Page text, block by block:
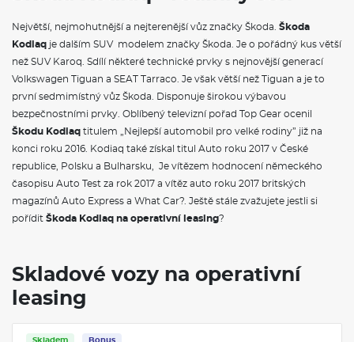
reproduktorů, subwoofer
Výbabový stupeň Selection obsahuje:
Kola z lehké slitiny Paget 17"- disk 7J x 17", pneu 215/65 R17,
Rámeček masky chladiče Dark Chrome, Střešní nosič – černý,
Interiér Loft - černá látka, Ambientní osvětlení, Textilní koberce
vpředu a vzadu, LED přední světlomety, Asistent dálkových
světel, LED zadní světla s mlhovým světlem a černou lištou,
Rozpoznávání dopravních značek s hlídáním rychlosti (ISA),
Front Assist - s upozorněním a zabržděním při hrozící kolizi s
vozidly, chodci a cyklisty, asistence při průjezdu křižovatkou,
Hlídání mrtvého úhlu (Side Assist), Asistent udržování jízdního
pruhu (Lane Assist), Antikolizní asistent, Tempomat s
omezovačem rychlosti, Asistent rozjezdu do kopce, Parkovací
senzory vpředu a vzadu, Parkovací kamera vzadu, Rozpoznání
únavy a pozornosti řidiče, 7x airbag - 2x čelní, 2x boční vpředu, 2x
vzadu a 1x i-Size vpředu u spolujezdce, Startování tlačítkem,
dálkové centrální zamykání, Virtuální kokpit 10", Světelný a
vpředu, 5x USB-C - 2x vpředu (45 W), 2x vzadu (45 W) 1x u
vnitřního zp. zrcátka (15 W), Schránka u řidiče, Deštník ve dveřích
řidiče, Držák na parkovací lístky za čelním sklem, 2x schránka u
spolujezdce, Loketní opěra vzadu, Kapsy na telefon pro cestující
vzadu, Zadní dělená posuvná sedadla a nastavitelná opěradla
Největší, nejmohutnější a nejterenější vůz značky Škoda. Škoda
Kodiaq je dalším SUV modelem značky Škoda. Je o pořádný kus větší
než SUV Karoq. Sdílí některé technické prvky s nejnovější generací
Volkswagen Tiguan a SEAT Tarraco. Je však větší než Tiguan a je to
první sedmimístný vůz Škoda. Disponuje širokou výbavou
bezpečnostními prvky. Oblíbený televizní pořad Top Gear ocenil
Škodu Kodiaq titulem „Nejlepší automobil pro velké rodiny” již na
konci roku 2016. Kodiaq také získal titul Auto roku 2017 v České
republice, Polsku a Bulharsku, Je vítězem hodnocení německého
časopisu Auto Test za rok 2017 a vítěz auto roku 2017 britských
magazínů Auto Express a What Car?. Ještě stále zvažujete jestli si
pořídit Škoda Kodiaq na operativní leasing?
Skladové vozy na operativní
leasing
Skladem Bonus